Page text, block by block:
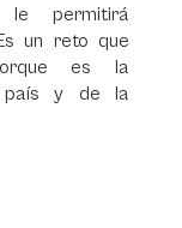
permitirá
un reto que
es la
país y de la